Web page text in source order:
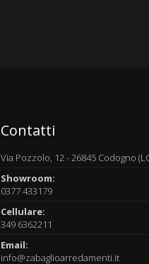
Contatti
Via Pozzolo, 12 - 26845 Codogno
Showroom:
0377 433179
Cellulare:
349 6362211
Email:
info@zabaglioarredamenti.it